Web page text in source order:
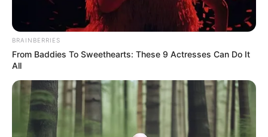
TEMAS RELACIONADOS
MANTÉNGASE EN ALERTA
BRAINBERRIES
From Baddies To Sweethearts: These 9 Actresses Can Do It
All